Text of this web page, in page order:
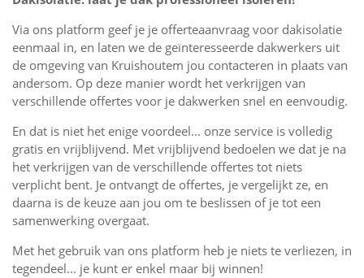
Via ons platform geef je je offerteaanvraag voor dakisolatie
eenmaal in, en laten we de geïnteresseerde dakwerkers uit
de omgeving van Kruishoutem jou contacteren in plaats van
andersom. Op deze manier wordt het verkrijgen van
verschillende offertes voor je dakwerken snel en eenvoudig.
En dat is niet het enige voordeel... onze service is volledig
gratis en vrijblijvend. Met vrijblijvend bedoelen we dat je na
het verkrijgen van de verschillende offertes tot niets
verplicht bent. Je ontvangt de offertes, je vergelijkt ze, en
daarna is de keuze aan jou om te beslissen of je tot een
samenwerking overgaat.
Met het gebruik van ons platform heb je niets te verliezen, in
tegendeel... je kunt er enkel maar bij winnen!